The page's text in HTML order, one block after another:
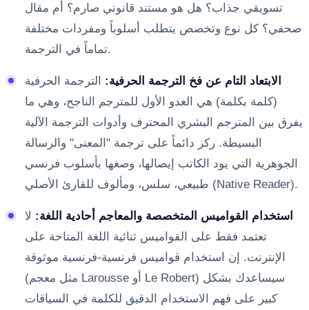
تسويقي جذاب؟ هل هو مستند قانوني صارم؟ أم مقال
صحفي؟ كل نوع وتخصص يتطلب أسلوباً ومفردات مختلفة
تماماً في الترجمة.
الابتعاد التام عن فخ الترجمة الحرفية: الترجمة الحرفية
(كلمة بكلمة) هي العدو الأول للمترجم الناجح، وهي ما
يفرق بين المترجم البشري المحترف وأدوات الترجمة الآلية
البسيطة. ركز دائماً على ترجمة "المعنى" والرسالة
الجوهرية التي يود الكاتب إيصالها، وصغها بأسلوب فرنسي
طبيعي، سلس، ومألوف للقارئ الأصلي (Native Reader).
استخدام القواميس المتخصصة والمعاجم أحادية اللغة: لا
تعتمد فقط على القواميس ثنائية اللغة المتاحة على
الإنترنت. إن استخدام قواميس فرنسية-فرنسية موثوقة
(مثل معجم Larousse أو Le Robert) سيساعدك بشكل
كبير على فهم الاستخدام الدقيق للكلمة في السياقات